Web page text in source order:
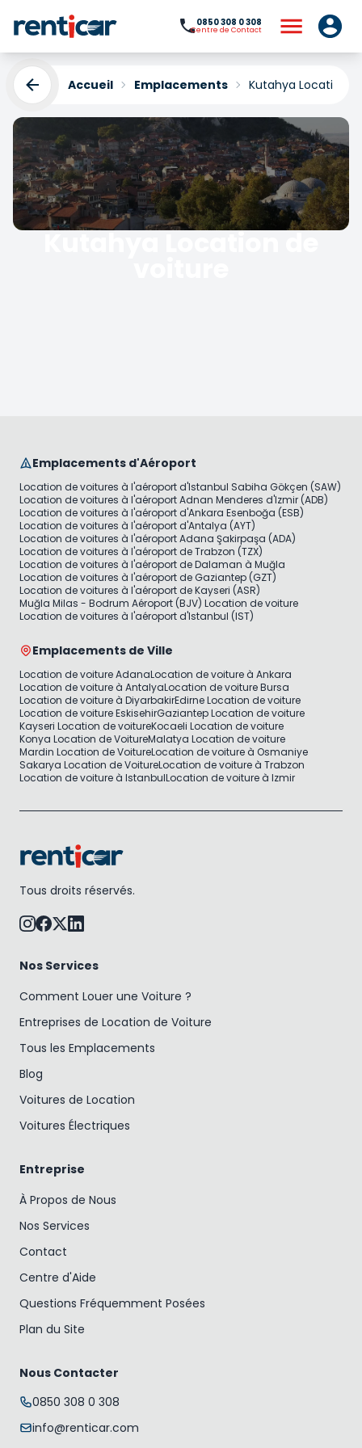
0850 308 0 308
Centre de Contact
Accueil Emplacements Kutahya Location
Kutahya Location de
Emplacements d'Aéroport
Location de voitures à l'aéroport d'Istanbul Sabiha Gökçen (SAW)
Location de voitures à l'aéroport Adnan Menderes d'Izmir (ADB)
Location de voitures à l'aéroport d'Ankara Esenboğa (ESB)
Location de voitures à l'aéroport d'Antalya (AYT)
Location de voitures à l'aéroport Adana Şakirpaşa (ADA)
Location de voitures à l'aéroport de Trabzon (TZX)
Location de voitures à l'aéroport de Dalaman à Muğla
Location de voitures à l'aéroport de Gaziantep (GZT)
Location de voitures à l'aéroport de Kayseri (ASR)
Muğla Milas - Bodrum Aéroport (BJV) Location de voiture
Location de voitures à l'aéroport d'Istanbul (IST)
Emplacements de Ville
Location de voiture AdanaLocation de voiture à Ankara
Location de voiture à AntalyaLocation de voiture Bursa
Location de voiture à DiyarbakirEdirne Location de voiture
Location de voiture EskisehirGaziantep Location de voiture
Kayseri Location de voitureKocaeli Location de voiture
Konya Location de VoitureMalatya Location de voiture
Mardin Location de VoitureLocation de voiture à Osmaniye
Sakarya Location de VoitureLocation de voiture à Trabzon
Location de voiture à IstanbulLocation de voiture à Izmir
Tous droits réservés.
Nos Services
Comment Louer une Voiture ?
Entreprises de Location de Voiture
Tous les Emplacements
Blog
Voitures de Location
Voitures Électriques
Entreprise
À Propos de Nous
Nos Services
Contact
Centre d'Aide
Questions Fréquemment Posées
Plan du Site
Nous Contacter
0850 308 0 308
info@renticar.com